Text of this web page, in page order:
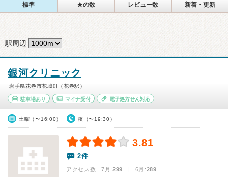
標準 ★の数 レビュー数 新着・更新
駅周辺
銀河クリニック
岩手県花巻市花城町（花巻駅）
駐車場あり マイナ受付 電子処方せん対応
土曜（〜16:00） 夜（〜19:30）
3.81
2件
アクセス数 7月:299 | 6月:289